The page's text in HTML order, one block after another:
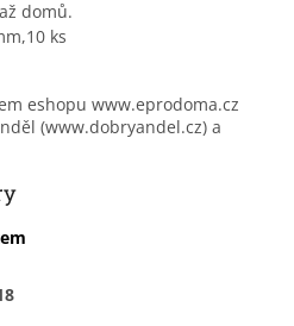
domů.
eshopu www.eprodoma.cz
(www.dobryandel.cz) a